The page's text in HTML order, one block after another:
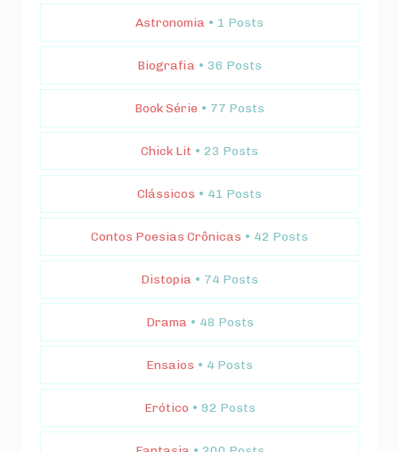
Astronomia • 1 Posts
Biografia • 36 Posts
Book Série • 77 Posts
Chick Lit • 23 Posts
Clássicos • 41 Posts
Contos Poesias Crônicas • 42 Posts
Distopia • 74 Posts
Drama • 48 Posts
Ensaios • 4 Posts
Erótico • 92 Posts